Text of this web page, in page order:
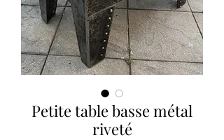
Petite table basse métal
riveté